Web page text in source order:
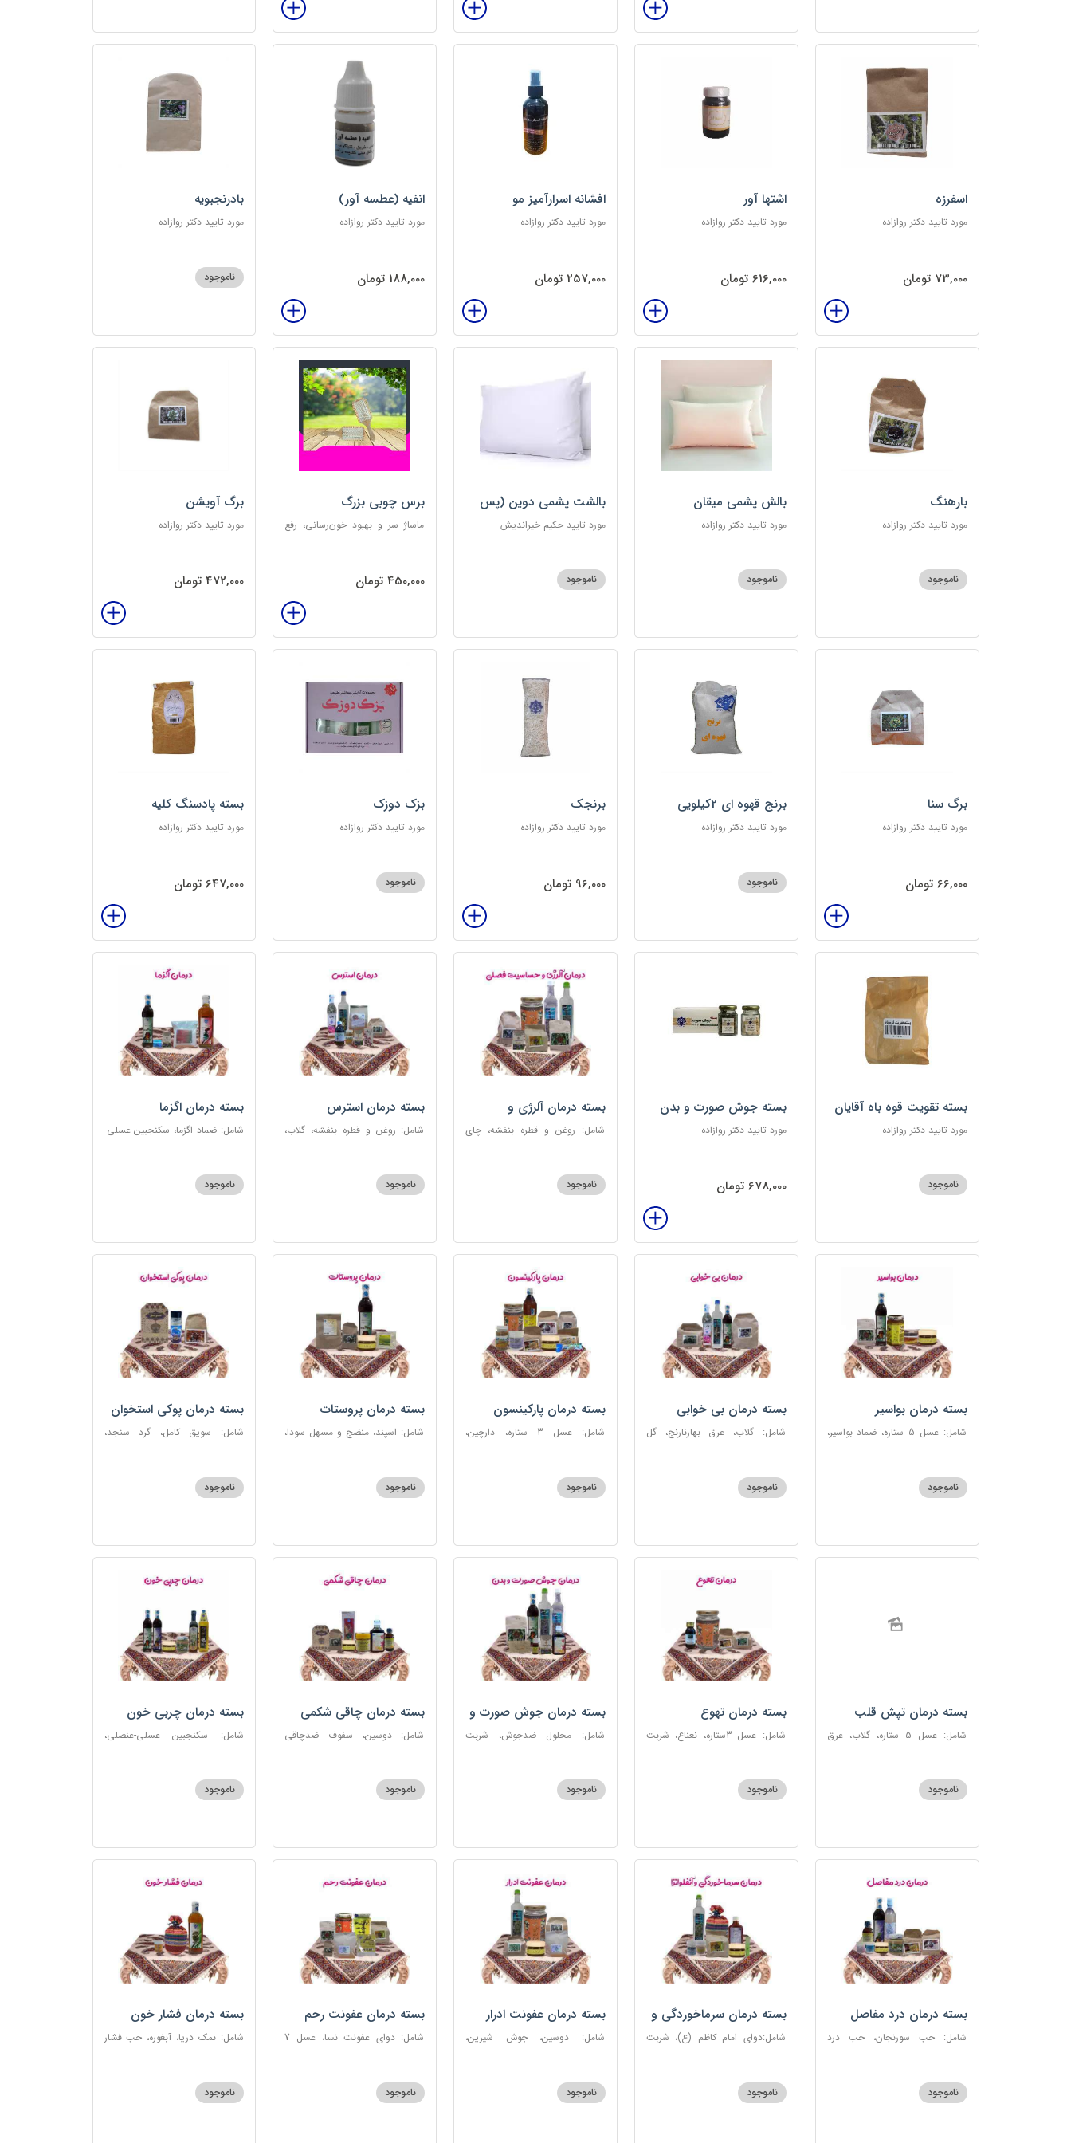
اسفرزه
مورد تایید دکتر روازاده
73,000 تومان
اشتها آور
مورد تایید دکتر روازاده
616,000 تومان
افشانه اسرارآمیز مو
مورد تایید دکتر روازاده
257,000 تومان
انفیه (عطسه آور)
مورد تایید دکتر روازاده
188,000 تومان
بادرنجبویه
مورد تایید دکتر روازاده
ناموجود
بارهنگ
مورد تایید دکتر روازاده
ناموجود
بالش پشمی میقان
مورد تایید دکتر روازاده
ناموجود
بالشت پشمی دوین (پس
کرایه)
مورد تایید حکیم خیراندیش
ناموجود
برس چوبی بزرگ
ماساژ سر و بهبود خون‌رسانی، رفع
450,000 تومان
برگ آویشن
مورد تایید دکتر روازاده
472,000 تومان
برگ سنا
مورد تایید دکتر روازاده
66,000 تومان
برنج قهوه ای 2کیلویی
مورد تایید دکتر روازاده
ناموجود
برنجک
مورد تایید دکتر روازاده
96,000 تومان
بزک دوزک
مورد تایید دکتر روازاده
ناموجود
بسته پادسنگ کلیه
مورد تایید دکتر روازاده
647,000 تومان
بسته تقویت قوه باه آقایان
مورد تایید دکتر روازاده
ناموجود
بسته جوش صورت و بدن
مورد تایید دکتر روازاده
678,000 تومان
بسته درمان آلرژی و
حساسیت فصلی
شامل: روغن و قطره بنفشه، چای
3 ستاره ناموجود
بسته درمان استرس
شامل: روغن و قطره بنفشه، گلاب،
گل، بهارنارنج، چای مبارک
ناموجود
بسته درمان اگزما
شامل: ضماد اگزما، سکنجبین عسلی-
110ناموجود
بسته درمان بواسیر
شامل: عسل 5 ستاره، ضماد بواسیر،
ناموجود
بسته درمان بی خوابی
شامل: گلاب، عرق بهارنارنج، گل
ناموجود
بسته درمان پارکینسون
شامل: عسل 3 ستاره، دارچین،
گل، حب تقویت حافظه
ناموجود
بسته درمان پروستات
شامل: اسپند، منضج و مسهل سودا،
ناموجود
بسته درمان پوکی استخوان
شامل: سویق کامل، گرد سنجد،
ناموجود
بسته درمان تپش قلب
شامل: عسل 5 ستاره، گلاب، عرق
ناموجود
بسته درمان تهوع
شامل: عسل 3ستاره، نعناع، شربت
ناموجود
بسته درمان جوش صورت و
بدن
شامل: محلول ضدجوش، شربت
خاکشیر، صابون شغاری قهوه ای،
روغن و قطره بنفشه
ناموجود
بسته درمان چاقی شکمی
شامل: دوسین، سفوف ضدچاقی
ناموجود
بسته درمان چربی خون
شامل: سکنجبین عسلی-عنصلی،
ناموجود
بسته درمان درد مفاصل
شامل: حب سورنجان، حب درد
دوغ شتر، روغن گرم کد123
ناموجود
بسته درمان سرماخوردگی و
آنفلوانزا
شامل:دوای امام کاظم (ع)، شربت
دریاناموجود
بسته درمان عفونت ادرار
شامل: دوسین، جوش شیرین،
ناموجود
بسته درمان عفونت رحم
شامل: دوای عفونت نسا، عسل 7
اعلاناموجود
بسته درمان فشار خون
شامل: نمک دریا، آبغوره، حب فشار
ناموجود